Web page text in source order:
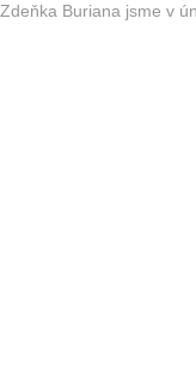
Buriana jsme v